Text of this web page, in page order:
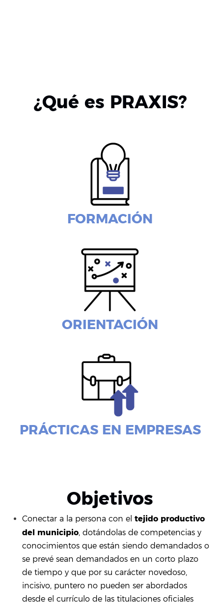
¿Qué es PRAXIS?
FORMACIÓN
ORIENTACIÓN
PRÁCTICAS EN EMPRESAS
Objetivos
Conectar a la persona con el tejido productivo
del municipio, dotándolas de competencias y
conocimientos que están siendo demandados o
se prevé sean demandados en un corto plazo
de tiempo y que por su carácter novedoso,
incisivo, puntero no pueden ser abordados
desde el currículo de las titulaciones oficiales